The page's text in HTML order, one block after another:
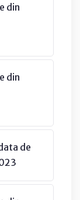
din
din
de